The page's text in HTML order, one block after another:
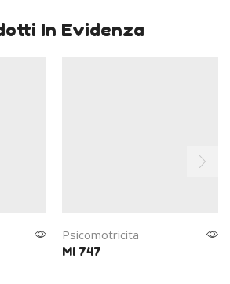
In Evidenza
Psicomotricita
MI 747